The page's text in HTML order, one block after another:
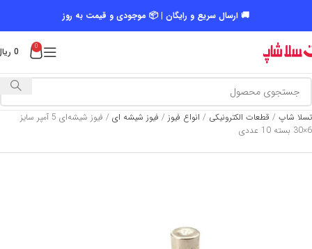
🚚 ارسال سریع و رایگان | 📦 موجودی و قیمت به روز
0
0
تسلا شاپ / قطعات الکترونیکی / انواع فیوز / فیوز شیشه ای /
فیوز شیشه‌ای 5 آمپر سایز
6×30 بسته 10 عددی